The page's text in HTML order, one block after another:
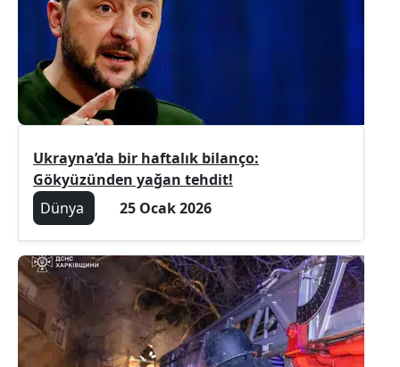
Ukrayna’da bir haftalık bilanço:
Gökyüzünden yağan tehdit!
Dünya
25 Ocak 2026